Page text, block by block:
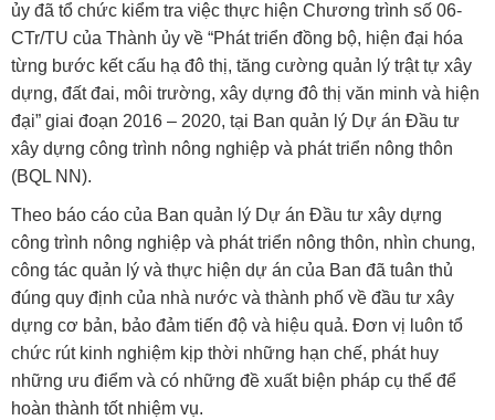
ủy đã tổ chức kiểm tra việc thực hiện Chương trình số 06-
CTr/TU của Thành ủy về “Phát triển đồng bộ, hiện đại hóa
từng bước kết cấu hạ đô thị, tăng cường quản lý trật tự xây
dựng, đất đai, môi trường, xây dựng đô thị văn minh và hiện
đại” giai đoạn 2016 – 2020, tại Ban quản lý Dự án Đầu tư
xây dựng công trình nông nghiệp và phát triển nông thôn
(BQL NN).
Theo báo cáo của Ban quản lý Dự án Đầu tư xây dựng
công trình nông nghiệp và phát triển nông thôn, nhìn chung,
công tác quản lý và thực hiện dự án của Ban đã tuân thủ
đúng quy định của nhà nước và thành phố về đầu tư xây
dựng cơ bản, bảo đảm tiến độ và hiệu quả. Đơn vị luôn tổ
chức rút kinh nghiệm kịp thời những hạn chế, phát huy
những ưu điểm và có những đề xuất biện pháp cụ thể để
hoàn thành tốt nhiệm vụ.